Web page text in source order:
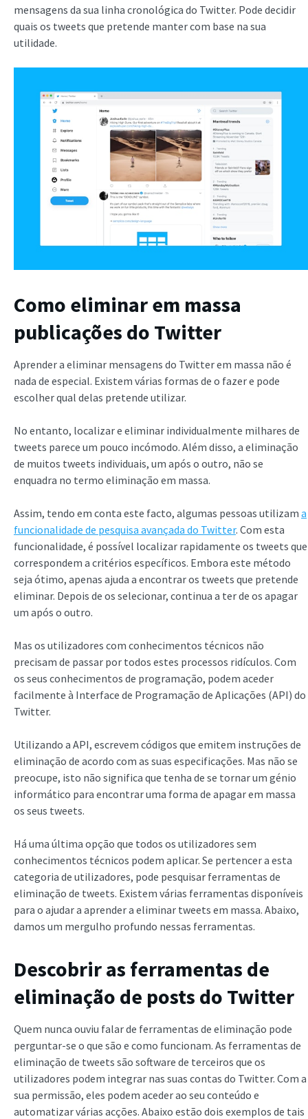
mensagens da sua linha cronológica do Twitter. Pode decidir
quais os tweets que pretende manter com base na sua
utilidade.
Como eliminar em massa
publicações do Twitter
Aprender a eliminar mensagens do Twitter em massa não é
nada de especial. Existem várias formas de o fazer e pode
escolher qual delas pretende utilizar.
No entanto, localizar e eliminar individualmente milhares de
tweets parece um pouco incómodo. Além disso, a eliminação
de muitos tweets individuais, um após o outro, não se
enquadra no termo eliminação em massa.
Assim, tendo em conta este facto, algumas pessoas utilizam a
funcionalidade de pesquisa avançada do Twitter. Com esta
funcionalidade, é possível localizar rapidamente os tweets que
correspondem a critérios específicos. Embora este método
seja ótimo, apenas ajuda a encontrar os tweets que pretende
eliminar. Depois de os selecionar, continua a ter de os apagar
um após o outro.
Mas os utilizadores com conhecimentos técnicos não
precisam de passar por todos estes processos ridículos. Com
os seus conhecimentos de programação, podem aceder
facilmente à Interface de Programação de Aplicações (API) do
Twitter.
Utilizando a API, escrevem códigos que emitem instruções de
eliminação de acordo com as suas especificações. Mas não se
preocupe, isto não significa que tenha de se tornar um génio
informático para encontrar uma forma de apagar em massa
os seus tweets.
Há uma última opção que todos os utilizadores sem
conhecimentos técnicos podem aplicar. Se pertencer a esta
categoria de utilizadores, pode pesquisar ferramentas de
eliminação de tweets. Existem várias ferramentas disponíveis
para o ajudar a aprender a eliminar tweets em massa. Abaixo,
damos um mergulho profundo nessas ferramentas.
Descobrir as ferramentas de
eliminação de posts do Twitter
Quem nunca ouviu falar de ferramentas de eliminação pode
perguntar-se o que são e como funcionam. As ferramentas de
eliminação de tweets são software de terceiros que os
utilizadores podem integrar nas suas contas do Twitter. Com a
sua permissão, eles podem aceder ao seu conteúdo e
automatizar várias acções. Abaixo estão dois exemplos de tais